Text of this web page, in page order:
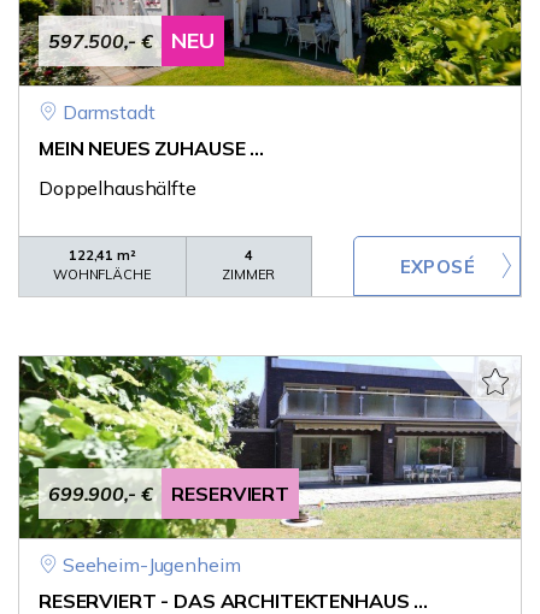
597.500,- € NEU
Darmstadt
MEIN NEUES ZUHAUSE ...
Doppelhaushälfte
122,41 m²
WOHNFLÄCHE
4
ZIMMER
699.900,- € RESERVIERT
Seeheim-Jugenheim
RESERVIERT - DAS ARCHITEKTENHAUS ...